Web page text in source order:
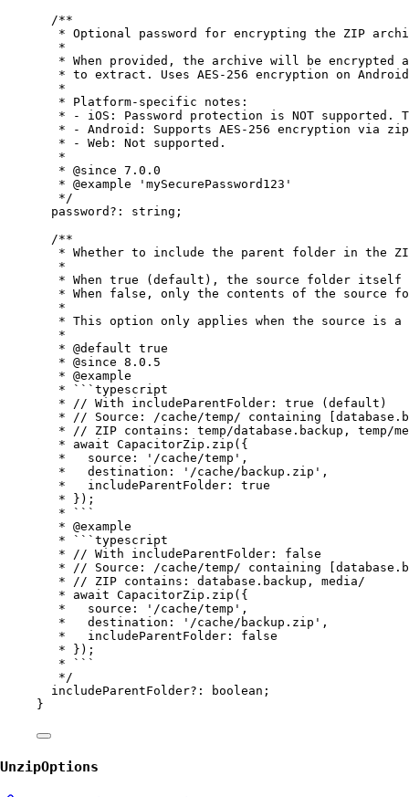
/**
* Optional password for encrypting the ZIP
*
* When provided, the archive will be encrypted
* to extract. Uses AES-256 encryption on
*
* Platform-specific notes:
* - iOS: Password protection is NOT supported.
* - Android: Supports AES-256 encryption via
* - Web: Not supported.
*
* @since 7.0.0
* @example 'mySecurePassword123'
*/
password ?: string ;
/**
* Whether to include the parent folder in the
*
* When true (default), the source folder itself
* When false, only the contents of the source
*
* This option only applies when the source
*
* @default true
* @since 8.0.5
* @example
* ```typescript
* // With includeParentFolder: true (default)
* // Source: /cache/temp/ containing
* // ZIP contains: temp/database.backup, temp/
* await CapacitorZip.zip({
*   source: '/cache/temp',
*   destination: '/cache/backup.zip',
*   includeParentFolder: true
* });
* ```
* @example
* ```typescript
* // With includeParentFolder: false
* // Source: /cache/temp/ containing
* // ZIP contains: database.backup, media/
* await CapacitorZip.zip({
*   source: '/cache/temp',
*   destination: '/cache/backup.zip',
*   includeParentFolder: false
* });
* ```
*/
includeParentFolder?: boolean ;
}
UnzipOptions